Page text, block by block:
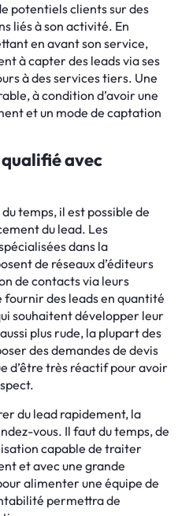
potentiels clients sur des
liés à son activité. En
en avant son service,
à capter des leads via ses
à des services tiers. Une
à condition d’avoir une
et un mode de captation
avec
temps, il est possible de
du lead. Les
dans la
de réseaux d’éditeurs
de contacts via leurs
des leads en quantité
souhaitent développer leur
plus rude, la plupart des
des demandes de devis
d’être très réactif pour avoir
du lead rapidement, la
vous. Il faut du temps, de
capable de traiter
et avec une grande
alimenter une équipe de
permettra de